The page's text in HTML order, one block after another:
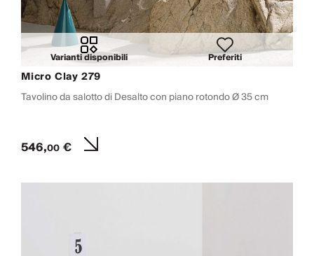
Varianti disponibili Preferiti
Micro Clay 279
Tavolino da salotto di Desalto con piano rotondo Ø 35 cm
546,00€